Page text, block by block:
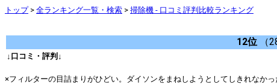
トップ> 全ランキング一覧・検索 > 掃除機 - 口コミ評判比較ランキング
12位 （
↓口コミ・評判↓
×フィルターの目詰まりがひどい。ダイソンをまねしようとしてしきれなか